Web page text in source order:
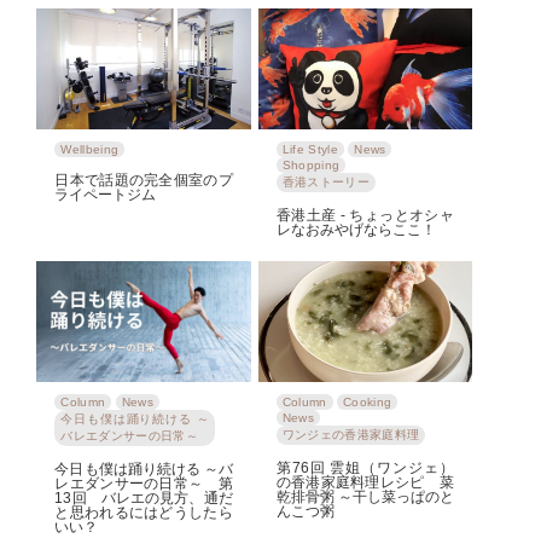
Wellbeing
日本で話題の完全個室のプ
ライペートジム
Life Style
News
Shopping
香港ストーリー
香港土産 ‐ ちょっとオシャ
レなおみやげならここ！
Column
News
今日も僕は踊り続ける ～
バレエダンサーの日常～
今日も僕は踊り続ける ～バ
レエダンサーの日常～ 第
13回 バレエの見方、通だ
と思われるにはどうしたら
いい？
Column
Cooking
News
ワンジェの香港家庭料理
第76回 雲姐（ワンジェ）
の香港家庭料理レシピ 菜
乾排骨粥 ～干し菜っぱのと
んこつ粥